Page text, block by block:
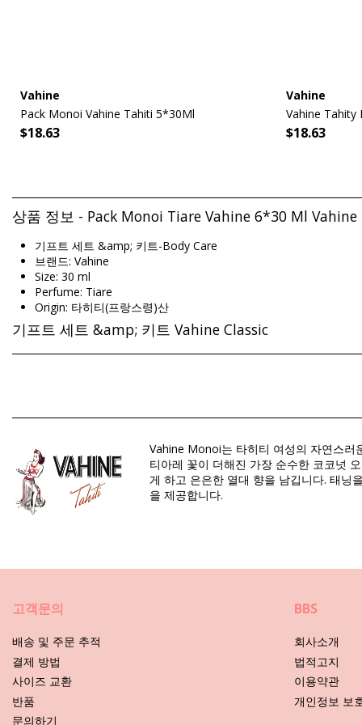
Vahine
Pack Monoi Vahine Tahiti 5*30Ml
$18.63
Vahine
Vahine
$18.63
상품 정보 - Pack Monoi Tiare Vahine 6*30 Ml Vahine
기프트 세트 &amp; 키트-Body Care
브랜드: Vahine
Size: 30 ml
Perfume: Tiare
Origin: 타히티(프랑스령)산
기프트 세트 &amp; 키트 Vahine Classic
구분: Unisex, 기프트 세트 &amp; 키트
패키지 포함 항목: 1 x 기프트 세트 &amp; 키트 (포함되지 않는
HS CODE: 330499
SKU: 198206
EAN: 원 사이즈 (3342419935144)
Vahine Monoi는 타히티 여성의 자연스러
티아레 꽃이 더해진 가장 순수한 코코넛
게 하고 은은한 열대 향을 남깁니다. 태닝
을 제공합니다.
고객문의
배송 및 주문 추적
결제 방법
사이즈 교환
반품
문의하기
BBS
회사소개
법적고지
이용약관
개인정보 보